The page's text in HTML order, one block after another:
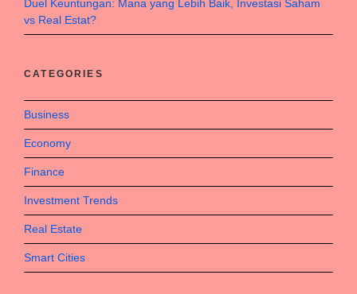
Duel Keuntungan: Mana yang Lebih Baik, Investasi Saham
vs Real Estat?
CATEGORIES
Business
Economy
Finance
Investment Trends
Real Estate
Smart Cities